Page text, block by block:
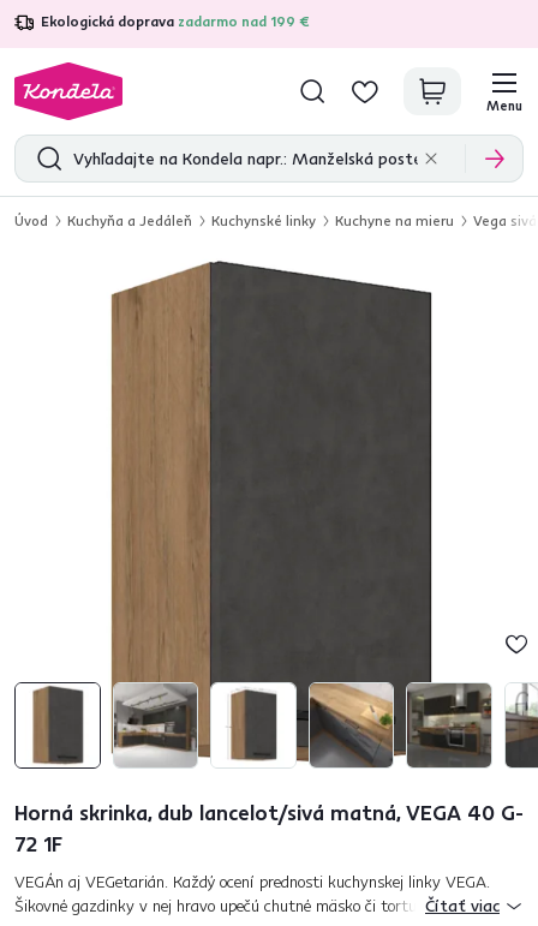
Ekologická doprava zadarmo nad 199 €
4,7 31 211overených produktových recenzií
Menu
Úvod Kuchyňa a Jedáleň Kuchynské linky Kuchyne na mieru Vega
Horná skrinka, dub lancelot/sivá matná, VEGA 40 G-
72 1F
VEGÁn aj VEGetarián. Každý ocení prednosti kuchynskej linky VEGA.
Šikovné gazdinky v nej hravo upečú chutné mäsko či tortu, po ktorej si
Čítať viac